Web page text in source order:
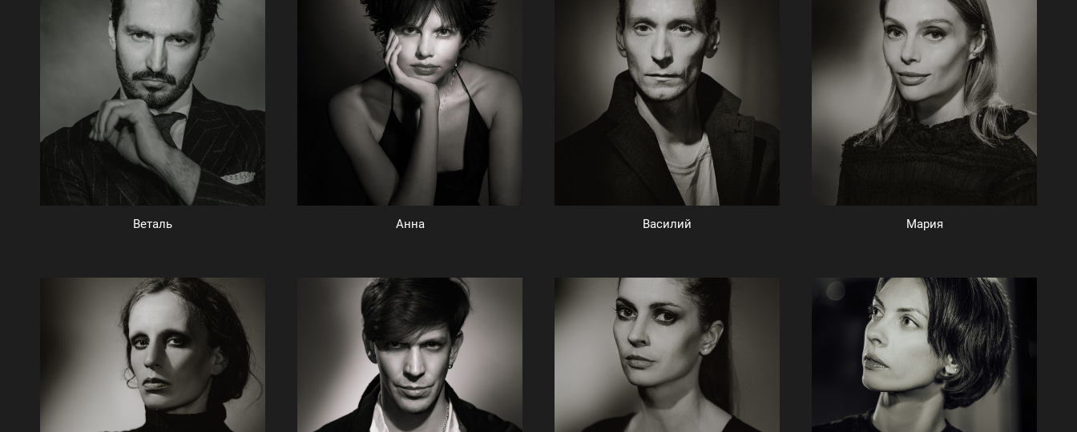
Веталь Анна Василий Мария